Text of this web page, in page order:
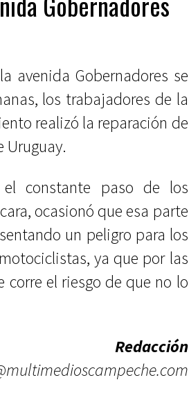
avenida Gobernadores se
los trabajadores de la
realizó la reparación de
Uruguay.
constante paso de los
ocasionó que esa parte
un peligro para los
ya que por las
el riesgo de que no lo
Redacción